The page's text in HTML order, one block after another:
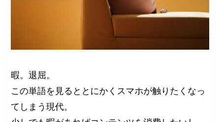
暇。退屈。
この単語を見るととにかくスマホが触りたくなっ
てしまう現代。